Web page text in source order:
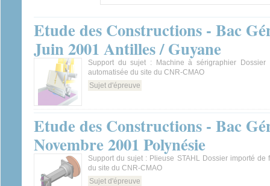
Etude des Constructions - Bac
Juin 2001 Antilles / Guyane
Support du sujet : Machine à sérigraphier Dossier
automatisée du site du CNR-CMAO
Sujet d'épreuve
Etude des Constructions - Bac
Novembre 2001 Polynésie
Support du sujet : Plieuse STAHL Dossier importé de
du site du CNR-CMAO
Sujet d'épreuve